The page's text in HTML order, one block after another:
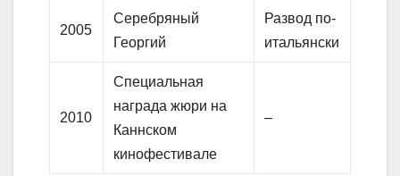
2005
Серебряный
Георгий
Развод по-
итальянски
2010
Специальная
награда жюри на
Каннском
кинофестивале
–